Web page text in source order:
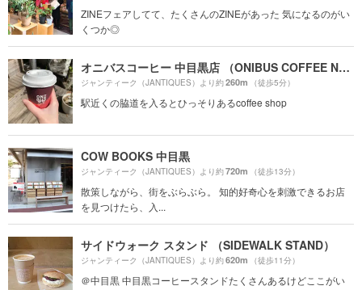
ZINEフェアしてて、たくさんのZINEがあった 気になるのがい
くつか◎
オニバスコーヒー 中目黒店 （ONIBUS COFFEE NAKAMEGURO）
ジャンティーク（JANTIQUES）より約260m （徒歩5分）
駅近くの脇道を入るとひっそりあるcoffee shop
COW BOOKS 中目黒
ジャンティーク（JANTIQUES）より約720m （徒歩13分）
散策しながら、街をぶらぶら。 知的好奇心を刺激できるお店
を見つけたら、入...
サイドウォーク スタンド （SIDEWALK STAND）
ジャンティーク（JANTIQUES）より約620m （徒歩11分）
＠中目黒 中目黒コーヒースタンドたくさんあるけどここがい